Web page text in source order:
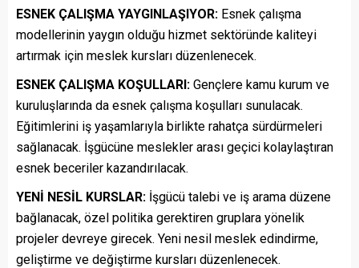
ESNEK ÇALIŞMA YAYGINLAŞIYOR: Esnek çalışma
modellerinin yaygın olduğu hizmet sektöründe kaliteyi
artırmak için meslek kursları düzenlenecek.
ESNEK ÇALIŞMA KOŞULLARI: Gençlere kamu kurum ve
kuruluşlarında da esnek çalışma koşulları sunulacak.
Eğitimlerini iş yaşamlarıyla birlikte rahatça sürdürmeleri
sağlanacak. İşgücüne meslekler arası geçici kolaylaştıran
esnek beceriler kazandırılacak.
YENİ NESİL KURSLAR: İşgücü talebi ve iş arama düzene
bağlanacak, özel politika gerektiren gruplara yönelik
projeler devreye girecek. Yeni nesil meslek edindirme,
geliştirme ve değiştirme kursları düzenlenecek.